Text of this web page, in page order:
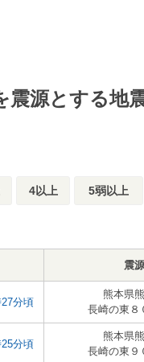
震源とする地
4以上 5弱以上
震
分頃
熊本県
長崎の東８
分頃
熊本県
長崎の東９